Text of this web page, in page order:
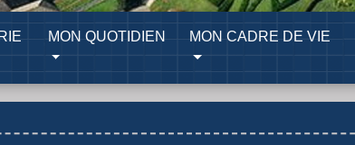
MON QUOTIDIEN MON CADRE DE VIE